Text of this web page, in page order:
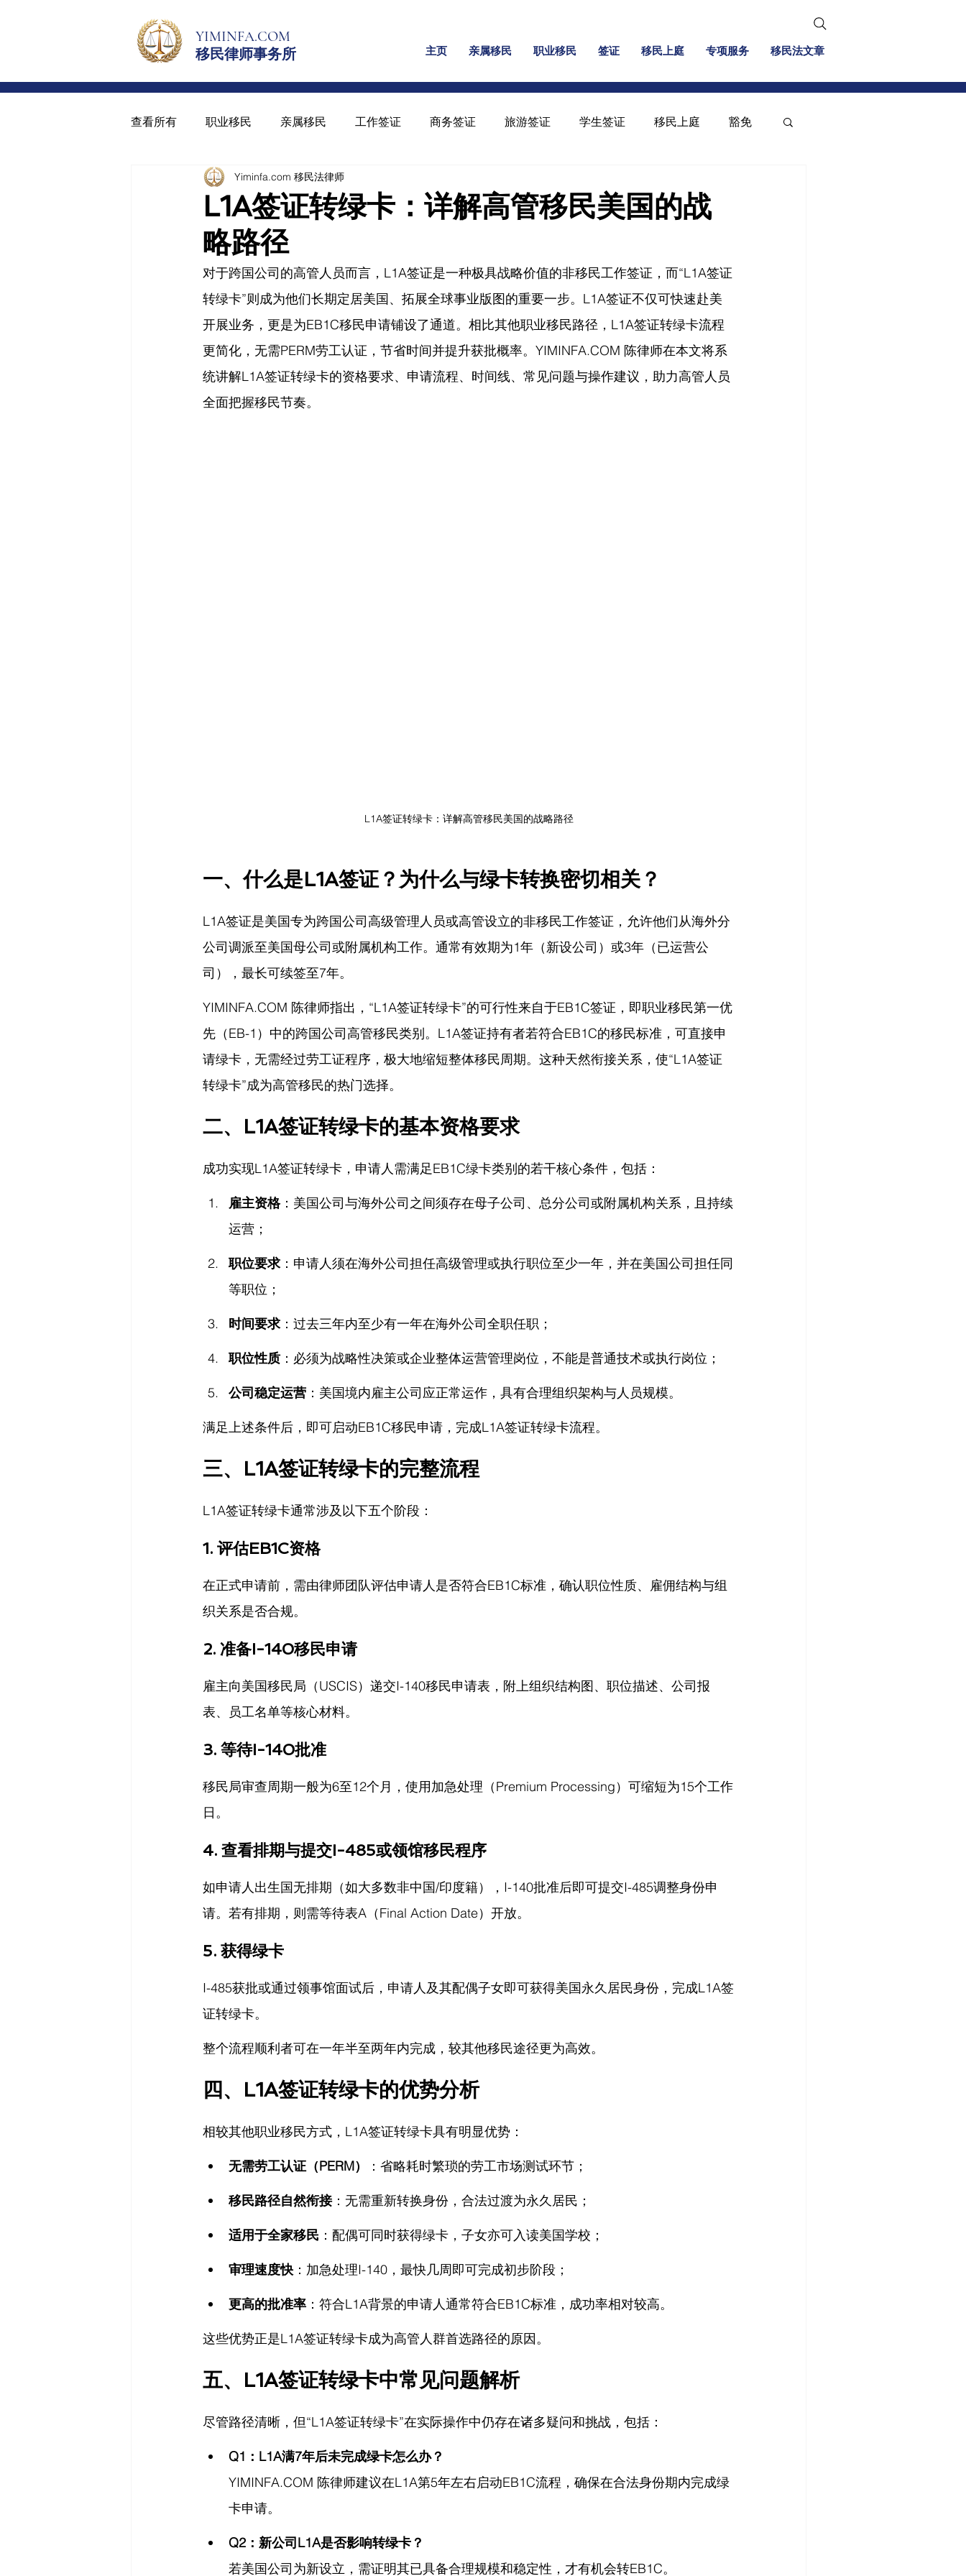
YIMINFA.COM
移民律师事务所
主页 亲属移民 职业移民 签证 移民上庭 专项服务 移民法文章
查看所有 职业移民 亲属移民 工作签证 商务签证 旅游签证 学生签证 移民上庭 豁免
绿卡与入籍 青少年绿卡 保释
L1A签证转绿卡：详解高管移民美国的战
略路径
Yiminfa.com 移民法律师
对于跨国公司的高管人员而言，L1A签证是一种极具战略价值的非移民工作签证，而“L1A签证
转绿卡”则成为他们长期定居美国、拓展全球事业版图的重要一步。L1A签证不仅可快速赴美
开展业务，更是为EB1C移民申请铺设了通道。相比其他职业移民路径，L1A签证转绿卡流程
更简化，无需PERM劳工认证，节省时间并提升获批概率。 YIMINFA.COM 陈律师在本文将系
统讲解L1A签证转绿卡的资格要求、申请流程、时间线、常见问题与操作建议，助力高管人员
全面把握移民节奏。
L1A签证转绿卡：详解高管移民美国的战略路径
一、什么是L1A签证？为什么与绿卡转换密切相关？
L1A签证是美国专为跨国公司高级管理人员或高管设立的非移民工作签证，允许他们从海外分
公司调派至美国母公司或附属机构工作。通常有效期为1年（新设公司）或3年（已运营公
司），最长可续签至7年。
YIMINFA.COM 陈律师指出， “L1A签证转绿卡”的可行性来自于EB1C签证，即职业移民第一优
先（EB-1）中的跨国公司高管移民类别。L1A签证持有者若符合EB1C的移民标准，可直接申
请绿卡，无需经过劳工证程序，极大地缩短整体移民周期。这种天然衔接关系，使“L1A签证
转绿卡”成为高管移民的热门选择。
二、L1A签证转绿卡的基本资格要求
成功实现L1A签证转绿卡，申请人需满足EB1C绿卡类别的若干核心条件，包括：
雇主资格：美国公司与海外公司之间须存在母子公司、总分公司或附属机构关系，且持续
运营；
职位要求：申请人须在海外公司担任高级管理或执行职位至少一年，并在美国公司担任同
等职位；
时间要求：过去三年内至少有一年在海外公司全职任职；
职位性质 ：必须为战略性决策或企业整体运营管理岗位，不能是普通技术或执行岗位；
公司稳定运营 ：美国境内雇主公司应正常运作，具有合理组织架构与人员规模。
满足上述条件后，即可启动EB1C移民申请，完成L1A签证转绿卡流程。
三、L1A签证转绿卡的完整流程
L1A签证转绿卡通常涉及以下五个阶段：
1. 评估EB1C资格
在正式申请前，需由律师团队评估申请人是否符合EB1C标准，确认职位性质、雇佣结构与组
织关系是否合规。
2. 准备I-140移民申请
雇主向美国移民局（USCIS）递交I-140移民申请表，附上组织结构图、职位描述、公司报
表、员工名单等核心材料。
3. 等待I-140批准
移民局审查周期一般为6至12个月，使用加急处理（Premium Processing）可缩短为15个工作
日。
4. 查看排期与提交I-485或领馆移民程序
如申请人出生国无排期（如大多数非中国/印度籍），I-140批准后即可提交I-485调整身份申
请。若有排期，则需等待表A（Final Action Date）开放。
5. 获得绿卡
I-485获批或通过领事馆面试后，申请人及其配偶子女即可获得美国永久居民身份，完成L1A签
证转绿卡。
整个流程顺利者可在一年半至两年内完成，较其他移民途径更为高效。
四、L1A签证转绿卡的优势分析
相较其他职业移民方式，L1A签证转绿卡具有明显优势：
无需劳工认证（PERM） ：省略耗时繁琐的劳工市场测试环节；
移民路径自然衔接：无需重新转换身份，合法过渡为永久居民；
适用于全家移民 ：配偶可同时获得绿卡，子女亦可入读美国学校；
审理速度快 ：加急处理I-140，最快几周即可完成初步阶段；
更高的批准率 ：符合L1A背景的申请人通常符合EB1C标准，成功率相对较高。
这些优势正是L1A签证转绿卡成为高管人群首选路径的原因。
五、L1A签证转绿卡中常见问题解析
尽管路径清晰，但“L1A签证转绿卡”在实际操作中仍存在诸多疑问和挑战，包括：
Q1：L1A满7年后未完成绿卡怎么办？
YIMINFA.COM 陈律师建议在L1A第5年左右启动EB1C流程，确保在合法身份期内完成绿
卡申请。
Q2：新公司L1A是否影响转绿卡？
若美国公司为新设立，需证明其已具备合理规模和稳定性，才有机会转EB1C。